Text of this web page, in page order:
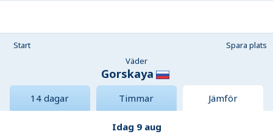
Start
Spara plats
Väder
Gorskaya
14 dagar Timmar Jämför
Idag 9 aug